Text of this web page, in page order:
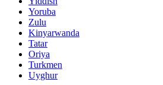
Yoruba
Zulu
Kinyarwanda
Tatar
Oriya
Turkmen
Uyghur